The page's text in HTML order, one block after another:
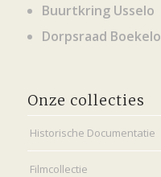
Buurtkring Usselo
Dorpsraad Boekelo
Onze collecties
Historische Documentatie
Filmcollectie